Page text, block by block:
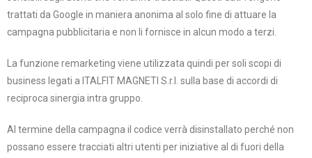
trattati da Google in maniera anonima al solo fine di attuare la
campagna pubblicitaria e non li fornisce in alcun modo a terzi.
La funzione remarketing viene utilizzata quindi per soli scopi di
business legati a ITALFIT MAGNETI S.r.l. sulla base di accordi di
reciproca sinergia intra gruppo.
Al termine della campagna il codice verrà disinstallato perché non
possano essere tracciati altri utenti per iniziative al di fuori della